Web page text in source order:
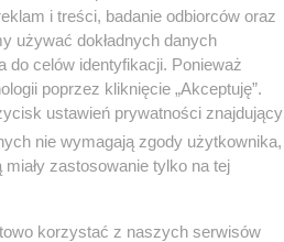
w P…
i treści, badanie odbiorców oraz
używać dokładnych danych
celów identyfikacji. Ponieważ
poprzez kliknięcie „Akceptuję”.
ustawień prywatności znajdujący
nie wymagają zgody użytkownika,
zastosowanie tylko na tej
korzystać z naszych serwisów